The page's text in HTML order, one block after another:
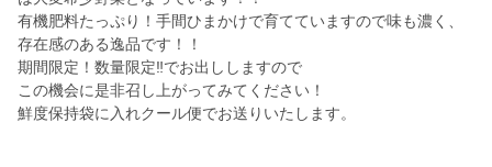
有機肥料たっぷり！手間ひまかけで育てていますので味も濃く、
存在感のある逸品です！！
期間限定！数量限定‼︎でお出ししますので
この機会に是非召し上がってみてください！
鮮度保持袋に入れクール便でお送りいたします。